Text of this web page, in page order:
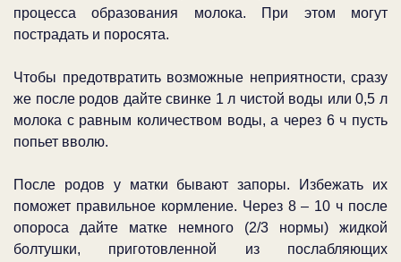
процесса образования молока. При этом могут
пострадать и поросята.
Чтобы предотвратить возможные неприятности, сразу
же после родов дайте свинке 1 л чистой воды или 0,5 л
молока с равным количеством воды, а через 6 ч пусть
попьет вволю.
После родов у матки бывают запоры. Избежать их
поможет правильное кормление. Через 8 – 10 ч после
опороса дайте матке немного (2/3 нормы) жидкой
болтушки, приготовленной из послабляющих